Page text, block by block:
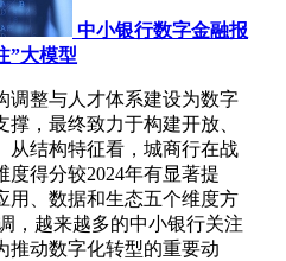
中小银行数字金融报
”大模型
调整与人才体系建设为数字
，最终致力于构建开放、
从结构特征看，城商行在战
得分较2024年有显著提
用、数据和生态五个维度方
，越来越多的中小银行关注
推动数字化转型的重要动